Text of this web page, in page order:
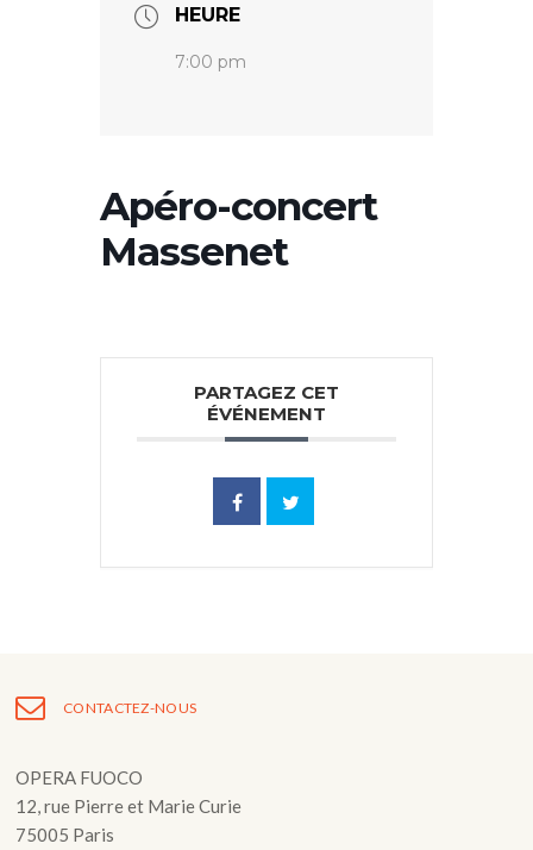
HEURE
7:00 pm
Apéro-concert
Massenet
PARTAGEZ CET
ÉVÉNEMENT
CONTACTEZ-NOUS
OPERA FUOCO
12, rue Pierre et Marie Curie
75005 Paris